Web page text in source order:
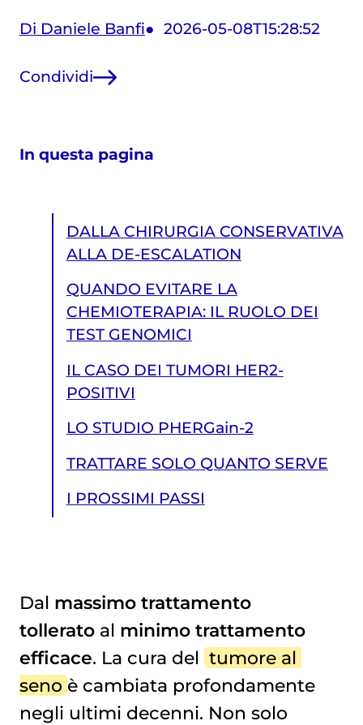
Di Daniele Banfi 2026-05-08T15:28:52
Condividi
In questa pagina
DALLA CHIRURGIA CONSERVATIVA
ALLA DE-ESCALATION
QUANDO EVITARE LA
CHEMIOTERAPIA: IL RUOLO DEI
TEST GENOMICI
IL CASO DEI TUMORI HER2-
POSITIVI
LO STUDIO PHERGain-2
TRATTARE SOLO QUANTO SERVE
I PROSSIMI PASSI
I PROSSIMI PASSI
Dal massimo trattamento
tolleratoal minimo trattamento
efficace. La cura del tumore al
seno è cambiata profondamente
negli ultimi decenni. Non solo